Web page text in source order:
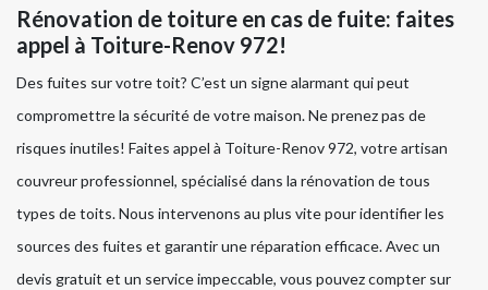
Rénovation de toiture en cas de fuite: faites
appel à Toiture-Renov 972!
Des fuites sur votre toit? C’est un signe alarmant qui peut
compromettre la sécurité de votre maison. Ne prenez pas de
risques inutiles! Faites appel à Toiture-Renov 972, votre artisan
couvreur professionnel, spécialisé dans la rénovation de tous
types de toits. Nous intervenons au plus vite pour identifier les
sources des fuites et garantir une réparation efficace. Avec un
devis gratuit et un service impeccable, vous pouvez compter sur